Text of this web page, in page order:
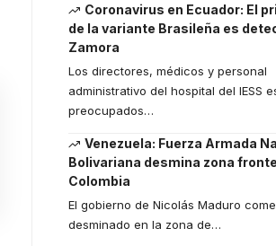
Coronavirus en Ecuador: El
de la variante Brasileña es
Zamora
Los directores, médicos y personal
administrativo del hospital del IESS
preocupados…
Venezuela: Fuerza Armada
Bolivariana desmina zona
Colombia
El gobierno de Nicolás Maduro
desminado en la zona de…